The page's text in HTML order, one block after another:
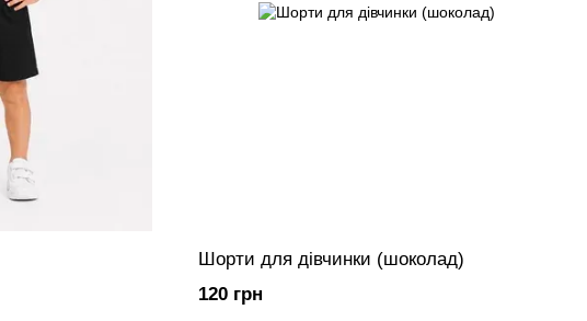
Шорти для дівчинки (шоколад)
120 грн